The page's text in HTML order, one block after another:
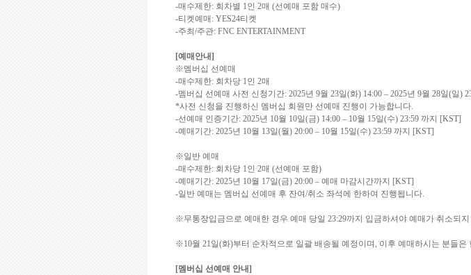
-매수제한: 회차별 1인 2매 (선예매 포함 매수)
-티켓예매 : YES24티켓
-주최 /주관: FNC ENTERTAINMENT
[예매안내]
※멤버십 선예매
-매수제한: 회차당 1인 2매
-멤버십 선예매 사전 신청기간: 2025년 9월 23일 (화) 14:00 – 2025년 9월 28일 (일 )
*사전 신청을 진행하신 멤버십 회원만 선예매 진행이 가능합니다.
-선예매 인증기간: 2025년 10월 10일 (금) 14:00 – 10월 15일 (수) 23:59 까지
[KST]
-예매기간: 2025년 10월 13일 (월) 20:00 – 10월 15일 (수) 23:59 까지 [KST]
※일반 예매
-매수제한: 회차당 1인 2매 (선예매 포함)
-예매기간: 2025년 10월 17일 (금) 20:00 – 예매 마감시간까지
[KST]
-일반 예매는 멤버십 선예매 후 잔여/취소 좌석에 한하여 진행됩니다.
※무통장입금으로 예매한 경우 예매 당일 23:29까지 입금하셔야 예매가 취소되
※10월 21일 (화)부터 순차적으로 일괄 배송될 예정이며, 이후 예매하시는 분들은
[멤버십 선예매 안내]